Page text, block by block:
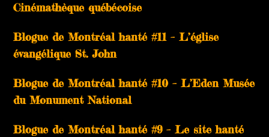
Cinémathèque québécoise
Blogue de Montréal hanté #11 – L’église
évangélique St. John
Blogue de Montréal hanté #10 – L’Eden Musée
du Monument National
Blogue de Montréal hanté #9 – Le site hanté